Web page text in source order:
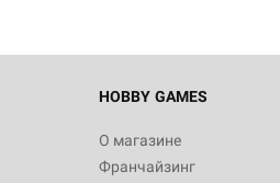
HOBBY GAMES
О магазине
Франчайзинг